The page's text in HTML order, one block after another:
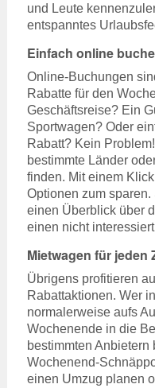
und Leute
entspanntes
Einfach online
Online-Buchungen
Rabatte für den
Geschäftsreise? Ein
Sportwagen? Oder
Rabatt? Kein
bestimmte Länder
finden. Mit einem
Optionen zum
einen Überblick über
einen nicht
Mietwagen für jeden
Übrigens profitieren
Rabattaktionen. Wer
normalerweise aufs
Wochenende in die
bestimmten
Wochenend-
einen Umzug planen